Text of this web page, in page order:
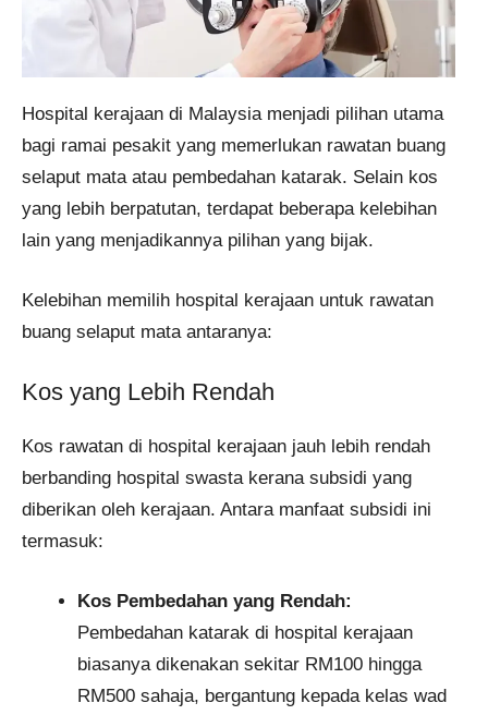
Hospital kerajaan di Malaysia menjadi pilihan utama
bagi ramai pesakit yang memerlukan rawatan buang
selaput mata atau pembedahan katarak. Selain kos
yang lebih berpatutan, terdapat beberapa kelebihan
lain yang menjadikannya pilihan yang bijak.
Kelebihan memilih hospital kerajaan untuk rawatan
buang selaput mata antaranya:
Kos yang Lebih Rendah
Kos rawatan di hospital kerajaan jauh lebih rendah
berbanding hospital swasta kerana subsidi yang
diberikan oleh kerajaan. Antara manfaat subsidi ini
termasuk:
Kos Pembedahan yang Rendah:
Pembedahan katarak di hospital kerajaan
biasanya dikenakan sekitar RM100 hingga
RM500 sahaja, bergantung kepada kelas wad